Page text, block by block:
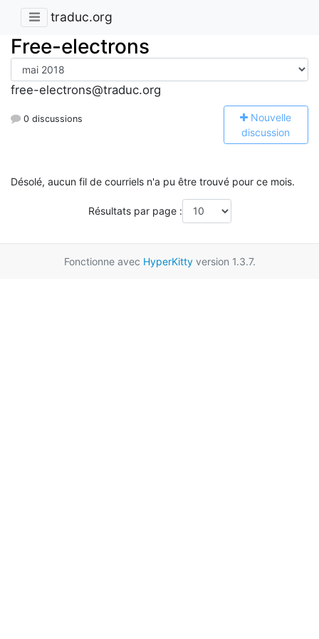
traduc.org
Free-electrons
free-electrons@traduc.org
0 discussions Nouvelle
discussion
Désolé, aucun fil de courriels n'a pu être trouvé pour ce mois.
Résultats par page :
Fonctionne avec HyperKittyversion 1.3.7.